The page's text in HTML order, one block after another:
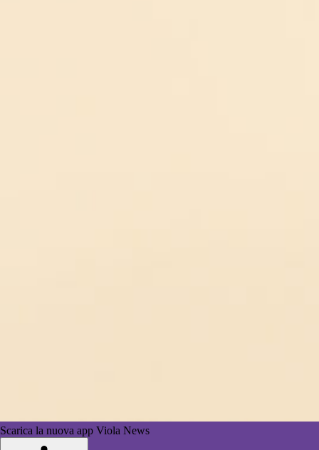
Scarica la nuova app Viola News